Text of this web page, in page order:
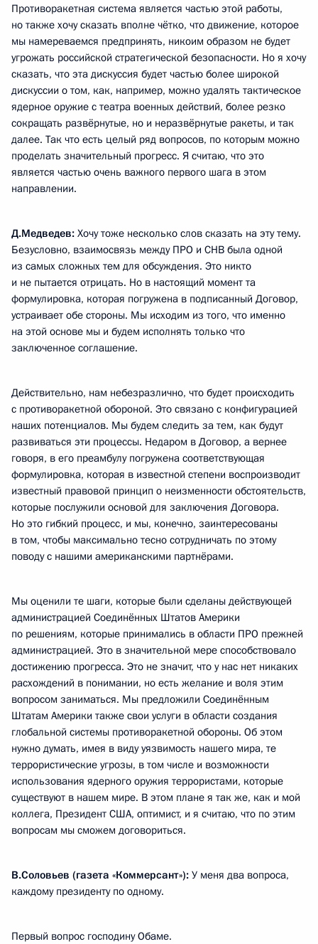
Противоракетная система является частью этой работы,
но также хочу сказать вполне чётко, что движение, которое
мы намереваемся предпринять, никоим образом не будет
угрожать российской стратегической безопасности. Но я хочу
сказать, что эта дискуссия будет частью более широкой
дискуссии о том, как, например, можно удалять тактическое
ядерное оружие с театра военных действий, более резко
сокращать развёрнутые, но и неразвёрнутые ракеты, и так
далее. Так что есть целый ряд вопросов, по которым можно
проделать значительный прогресс. Я считаю, что это
является частью очень важного первого шага в этом
направлении.
Д.Медведев: Хочу тоже несколько слов сказать на эту тему.
Безусловно, взаимосвязь между ПРО и СНВ была одной
из самых сложных тем для обсуждения. Это никто
и не пытается отрицать. Но в настоящий момент та
формулировка, которая погружена в подписанный Договор,
устраивает обе стороны. Мы исходим из того, что именно
на этой основе мы и будем исполнять только что
заключенное соглашение.
Действительно, нам небезразлично, что будет происходить
с противоракетной обороной. Это связано с конфигурацией
наших потенциалов. Мы будем следить за тем, как будут
развиваться эти процессы. Недаром в Договор, а вернее
говоря, в его преамбулу погружена соответствующая
формулировка, которая в известной степени воспроизводит
известный правовой принцип о неизменности обстоятельств,
которые послужили основой для заключения Договора.
Но это гибкий процесс, и мы, конечно, заинтересованы
в том, чтобы максимально тесно сотрудничать по этому
поводу с нашими американскими партнёрами.
Мы оценили те шаги, которые были сделаны действующей
администрацией Соединённых Штатов Америки
по решениям, которые принимались в области ПРО прежней
администрацией. Это в значительной мере способствовало
достижению прогресса. Это не значит, что у нас нет никаких
расхождений в понимании, но есть желание и воля этим
вопросом заниматься. Мы предложили Соединённым
Штатам Америки также свои услуги в области создания
глобальной системы противоракетной обороны. Об этом
нужно думать, имея в виду уязвимость нашего мира, те
террористические угрозы, в том числе и возможности
использования ядерного оружия террористами, которые
существуют в нашем мире. В этом плане я так же, как и мой
коллега, Президент США, оптимист, и я считаю, что по этим
вопросам мы сможем договориться.
В.Соловьев (газета «Коммерсант»): У меня два вопроса,
каждому президенту по одному.
Первый вопрос господину Обаме.